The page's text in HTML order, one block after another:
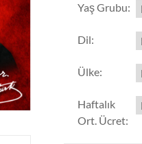
Yaş Grubu:
Dil:
Ülke:
Haftalık
Ort. Ücret: